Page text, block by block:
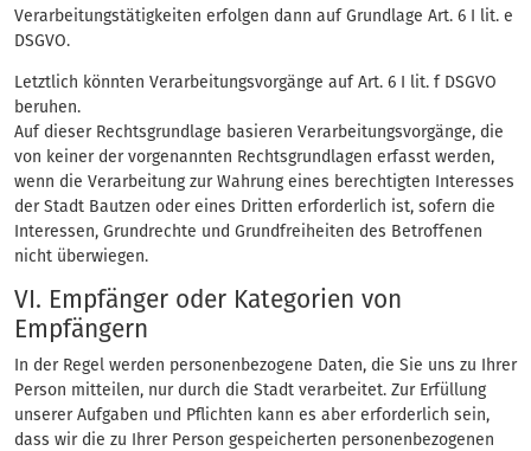
Verarbeitungstätigkeiten erfolgen dann auf Grundlage Art. 6 I lit. e
DSGVO.
Letztlich könnten Verarbeitungsvorgänge auf Art. 6 I lit. f DSGVO
beruhen.
Auf dieser Rechtsgrundlage basieren Verarbeitungsvorgänge, die
von keiner der vorgenannten Rechtsgrundlagen erfasst werden,
wenn die Verarbeitung zur Wahrung eines berechtigten Interesses
der Stadt Bautzen oder eines Dritten erforderlich ist, sofern die
Interessen, Grundrechte und Grundfreiheiten des Betroffenen
nicht überwiegen.
VI. Empfänger oder Kategorien von
Empfängern
In der Regel werden personenbezogene Daten, die Sie uns zu Ihrer
Person mitteilen, nur durch die Stadt verarbeitet. Zur Erfüllung
unserer Aufgaben und Pflichten kann es aber erforderlich sein,
dass wir die zu Ihrer Person gespeicherten personenbezogenen